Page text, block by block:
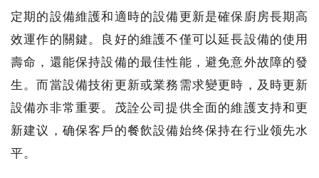
定期的設備維護和適時的設備更新是確保廚房長期高
效運作的關鍵。良好的維護不僅可以延長設備的使用
壽命，還能保持設備的最佳性能，避免意外故障的發
生。而當設備技術更新或業務需求變更時，及時更新
設備亦非常重要。茂詮公司提供全面的維護支持和更
新建议，确保客戶的餐飲設備始终保持在行业领先水
平。